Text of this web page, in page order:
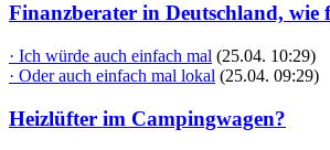
Finanzberater in Deutschland, wie
· Ich würde auch einfach mal (25.04. 10:29)
· Oder auch einfach mal lokal (25.04. 09:29)
Heizlüfter im Campingwagen?